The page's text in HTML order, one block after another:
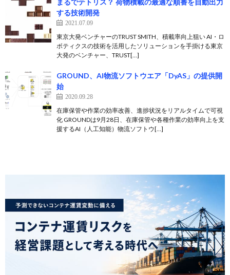
まるでテトリス？ 荷物積載の最適な順番を自動出力
する技術開発
2021.07.09
東京大発ベンチャーのTRUST SMITH、積載率向上狙い AI・ロ
ボティクスの技術を活用したソリューションを手掛ける東京
大発のベンチャー、TRUST[…]
GROUND、AI物流ソフトウエア「DyAS」の提供開
始
2020.09.28
在庫保管や作業の効率改善、進捗状況をリアルタイムで可視
化 GROUNDは9月28日、在庫保管や各種作業の効率向上を支
援するAI（人工知能）物流ソフトウ[…]